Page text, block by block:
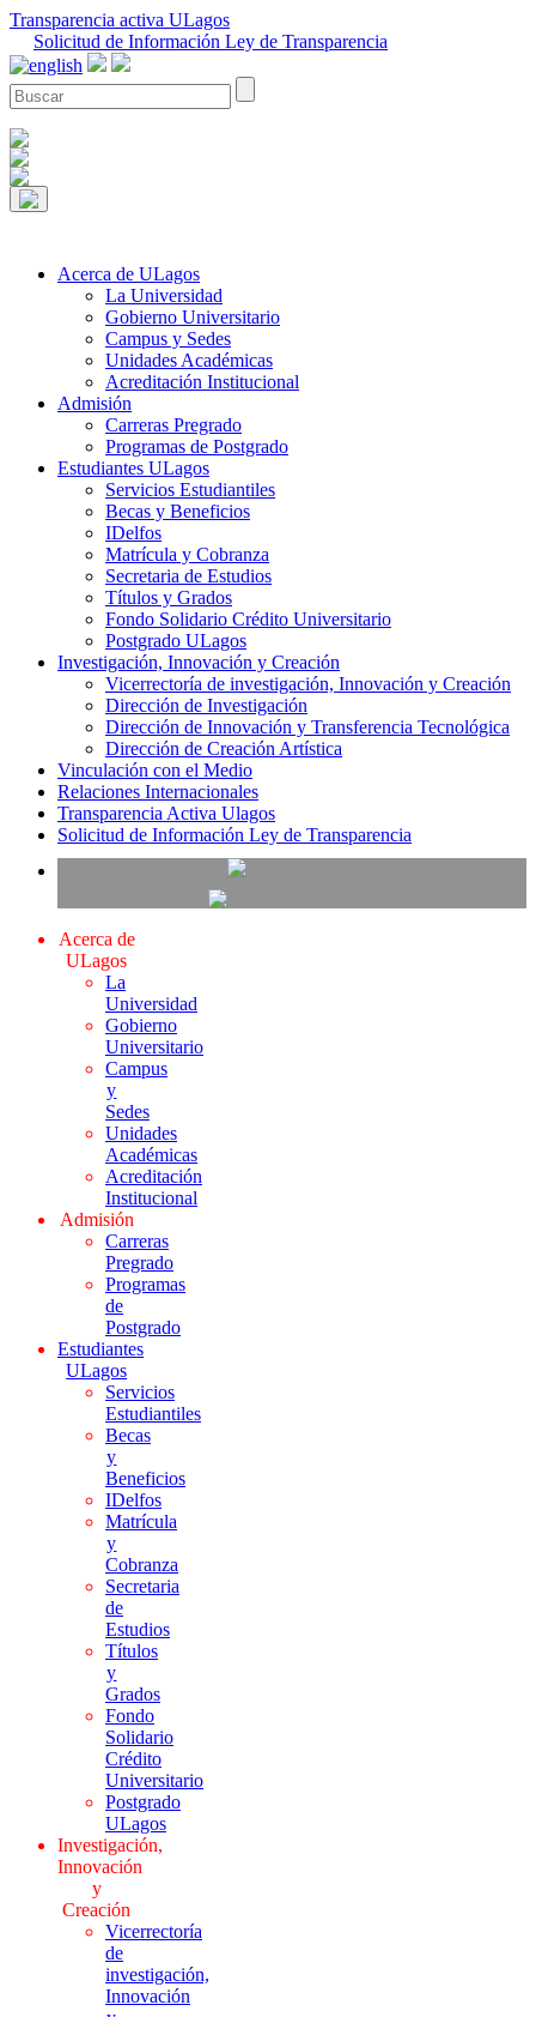
Transparencia activa ULagos
Solicitud de Información Ley de Transparencia
Acerca de ULagos
La Universidad
Gobierno Universitario
Campus y Sedes
Unidades Académicas
Acreditación Institucional
Admisión
Carreras Pregrado
Programas de Postgrado
Estudiantes ULagos
Servicios Estudiantiles
Becas y Beneficios
IDelfos
Matrícula y Cobranza
Secretaria de Estudios
Títulos y Grados
Fondo Solidario Crédito Universitario
Postgrado ULagos
Investigación, Innovación y Creación
Vicerrectoría de investigación, Innovación y Creación
Dirección de Investigación
Dirección de Innovación y Transferencia Tecnológica
Dirección de Creación Artística
Vinculación con el Medio
Relaciones Internacionales
Transparencia Activa Ulagos
Solicitud de Información Ley de Transparencia
Acerca de
ULagos
La
Universidad
Gobierno
Universitario
Campus
y
Sedes
Unidades
Académicas
Acreditación
Institucional
Admisión
Carreras
Pregrado
Programas
de
Postgrado
Estudiantes
ULagos
Servicios
Estudiantiles
Becas
y
Beneficios
IDelfos
Matrícula
y
Cobranza
Secretaria
de
Estudios
Títulos
y
Grados
Fondo
Solidario
Crédito
Universitario
Postgrado
ULagos
Investigación,
Innovación
y
Creación
Vicerrectoría
de
investigación,
Innovación